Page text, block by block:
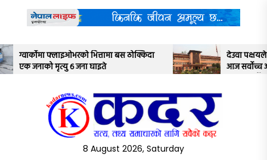
content
ठोक्किदा
देउवा पक्षयले दिएकोे पुनरावलोकन निवेदनमाथि
आज सर्वोच्च अदालतका तीन न्यायाधीशले
8 August 2026, Saturday